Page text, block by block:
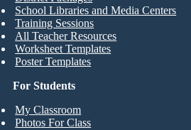
For Students
My Classroom
Photos For Class
School Libraries and Media Centers
Training Sessions
All Teacher Resources
Worksheet Templates
Poster Templates